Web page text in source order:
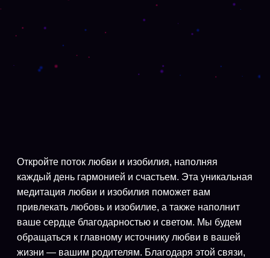
Откройте поток любви и изобилия, наполняя
каждый день гармонией и счастьем. Эта уникальная
медитация любви и изобилия поможет вам
привлекать любовь и изобилие, а также наполнит
ваше сердце благодарностью и светом. Мы будем
обращаться к главному источнику любви в вашей
жизни — вашим родителям. Благодаря этой связи,